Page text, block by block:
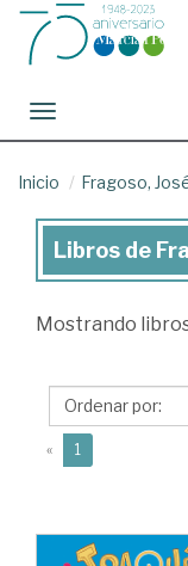
Toggle navigation
Inicio Fragoso,
Libros
Fragoso,
Libros de
Mostrando
« 1